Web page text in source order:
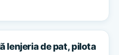
lenjeria de pat, pilota